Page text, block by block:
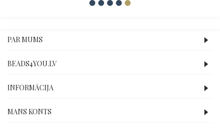
PAR MUMS
BEADS4YOU.LV
INFORMĀCIJA
MANS KONTS